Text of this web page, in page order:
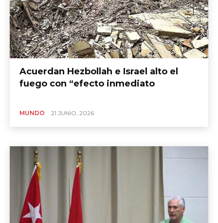
Acuerdan Hezbollah e Israel alto el
fuego con “efecto inmediato
MUNDO 21 JUNIO, 2026